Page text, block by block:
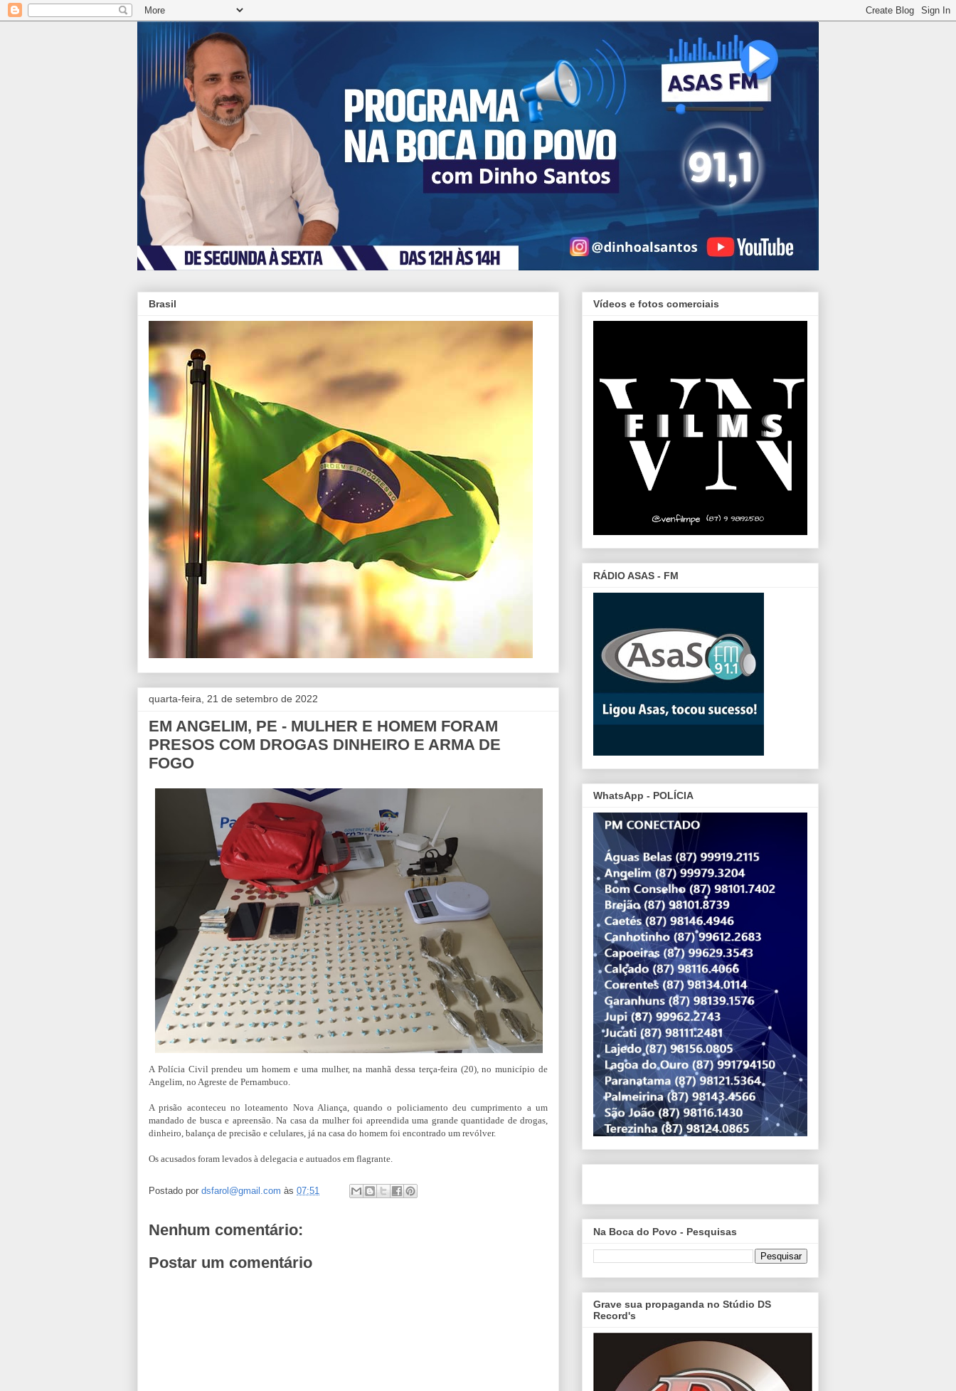
Brasil
quarta-feira, 21 de setembro de 2022
EM ANGELIM, PE - MULHER E HOMEM FORAM
PRESOS COM DROGAS DINHEIRO E ARMA DE
FOGO
A Polícia Civil prendeu um homem e uma mulher, na manhã dessa terça-feira (20), no município de
Angelim, no Agreste de Pernambuco.
A prisão aconteceu no loteamento Nova Aliança, quando o policiamento deu cumprimento a um
mandado de busca e apreensão. Na casa da mulher foi apreendida uma grande quantidade de drogas,
dinheiro, balança de precisão e celulares, já na casa do homem foi encontrado um revólver.
Os acusados foram levados à delegacia e autuados em flagrante.
Postado por dsfarol@gmail.com às 07:51
Nenhum comentário:
Postar um comentário
Vídeos e fotos comerciais
RÁDIO ASAS - FM
WhatsApp - POLÍCIA
Na Boca do Povo - Pesquisas
Grave sua propaganda no Stúdio DS
Record's